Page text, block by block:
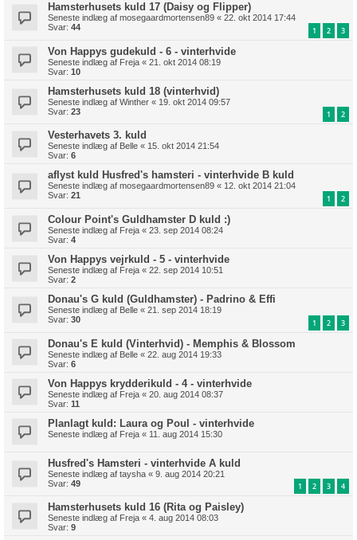
Hamsterhusets kuld 17 (Daisy og Flipper)
Seneste indlæg af mosegaardmortensen89 « 22. okt 2014 17:44
Svar: 44 1 2 3
Von Happys gudekuld - 6 - vinterhvide
Seneste indlæg af Freja « 21. okt 2014 08:19
Svar: 10
Hamsterhusets kuld 18 (vinterhvid)
Seneste indlæg af Winther « 19. okt 2014 09:57
Svar: 23 1 2
Vesterhavets 3. kuld
Seneste indlæg af Belle « 15. okt 2014 21:54
Svar: 6
aflyst kuld Husfred's hamsteri - vinterhvide B kuld
Seneste indlæg af mosegaardmortensen89 « 12. okt 2014 21:04
Svar: 21 1 2
Colour Point's Guldhamster D kuld :)
Seneste indlæg af Freja « 23. sep 2014 08:24
Svar: 4
Von Happys vejrkuld - 5 - vinterhvide
Seneste indlæg af Freja « 22. sep 2014 10:51
Svar: 2
Donau's G kuld (Guldhamster) - Padrino & Effi
Seneste indlæg af Belle « 21. sep 2014 18:19
Svar: 30 1 2 3
Donau's E kuld (Vinterhvid) - Memphis & Blossom
Seneste indlæg af Belle « 22. aug 2014 19:33
Svar: 6
Von Happys krydderikuld - 4 - vinterhvide
Seneste indlæg af Freja « 20. aug 2014 08:37
Svar: 11
Planlagt kuld: Laura og Poul - vinterhvide
Seneste indlæg af Freja « 11. aug 2014 15:30
Husfred's Hamsteri - vinterhvide A kuld
Seneste indlæg af taysha « 9. aug 2014 20:21
Svar: 49 1 2 3 4
Hamsterhusets kuld 16 (Rita og Paisley)
Seneste indlæg af Freja « 4. aug 2014 08:03
Svar: 9